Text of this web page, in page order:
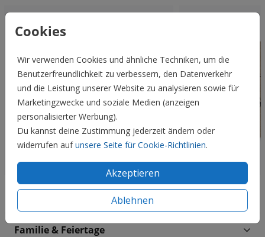
Cookies
Wir verwenden Cookies und ähnliche Techniken, um die
Benutzerfreundlichkeit zu verbessern, den Datenverkehr
und die Leistung unserer Website zu analysieren sowie für
Marketingzwecke und soziale Medien (anzeigen
personalisierter Werbung).
Du kannst deine Zustimmung jederzeit ändern oder
widerrufen aufunsere Seite für Cookie-Richtlinien.
Akzeptieren
Ablehnen
Hochzeit
Familie & Feiertage